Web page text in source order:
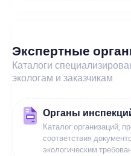
Экспертные
Каталоги
экологам и заказчикам
Органы
Каталог организаций,
соответствия
экологическим